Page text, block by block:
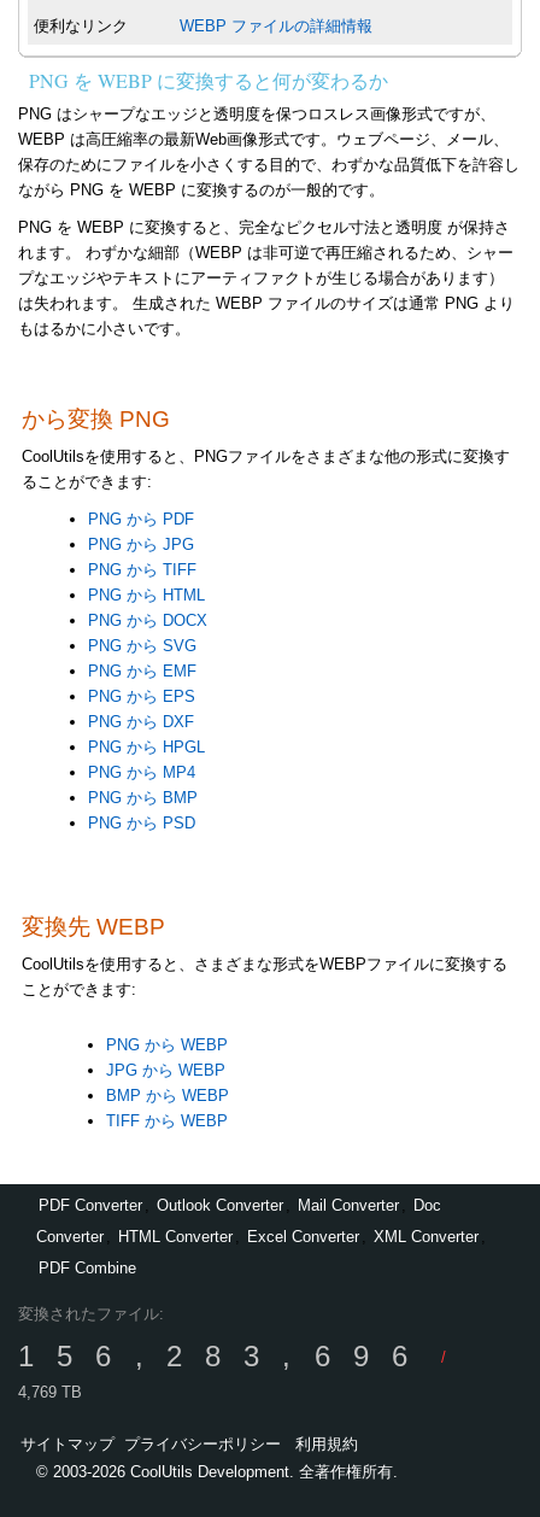
便利なリンク WEBP ファイルの詳細情報
PNG を WEBP に変換すると何が変わるか
PNG はシャープなエッジと透明度を保つロスレス画像形式ですが、
WEBP は高圧縮率の最新Web画像形式です。ウェブページ、メール、
保存のためにファイルを小さくする目的で、わずかな品質低下を許容し
ながら PNG を WEBP に変換するのが一般的です。
PNG を WEBP に変換すると、完全なピクセル寸法と透明度 が保持さ
れます。 わずかな細部（WEBP は非可逆で再圧縮されるため、シャー
プなエッジやテキストにアーティファクトが生じる場合があります）
は失われます。 生成された WEBP ファイルのサイズは通常 PNG より
もはるかに小さいです。
から変換 PNG
CoolUtilsを使用すると、PNGファイルをさまざまな他の形式に変換す
ることができます:
PNG から PDF
PNG から JPG
PNG から TIFF
PNG から HTML
PNG から DOCX
PNG から SVG
PNG から EMF
PNG から EPS
PNG から DXF
PNG から HPGL
PNG から MP4
PNG から BMP
PNG から PSD
変換先 WEBP
CoolUtilsを使用すると、さまざまな形式をWEBPファイルに変換する
ことができます:
PNG から WEBP
JPG から WEBP
BMP から WEBP
TIFF から WEBP
PDF Converter Outlook Converter Mail Converter
Doc
Converter
HTML Converter Excel Converter XML Converter
PDF Combine
変換されたファイル:
156,283,696
/
4,769 TB
サイトマップ プライバシーポリシー
利用規約
© 2003-2026 CoolUtils Development. 全著作権所有.